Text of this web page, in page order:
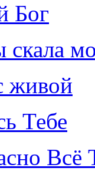
Бог
живой
Тебе
Всё